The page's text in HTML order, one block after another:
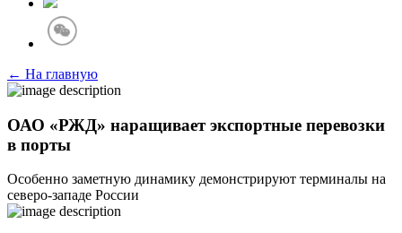
← На главную
ОАО «РЖД» наращивает экспортные перевозки
в порты
Особенно заметную динамику демонстрируют терминалы на
северо-западе России